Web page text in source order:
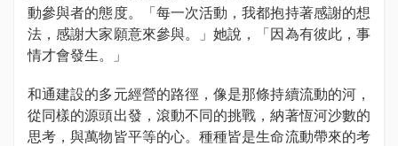
動參與者的態度。「每一次活動，我都抱持著感謝的想
法，感謝大家願意來參與。」她說，「因為有彼此，事
情才會發生。」
和通建設的多元經營的路徑，像是那條持續流動的河，
從同樣的源頭出發，滾動不同的挑戰，納著恆河沙數的
思考，與萬物皆平等的心。種種皆是生命流動帶來的考